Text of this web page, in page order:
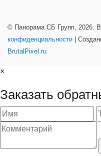
© Панорама СБ Групп, 2026.
конфиденциальности |
BrutalPixel.ru
×
Заказать